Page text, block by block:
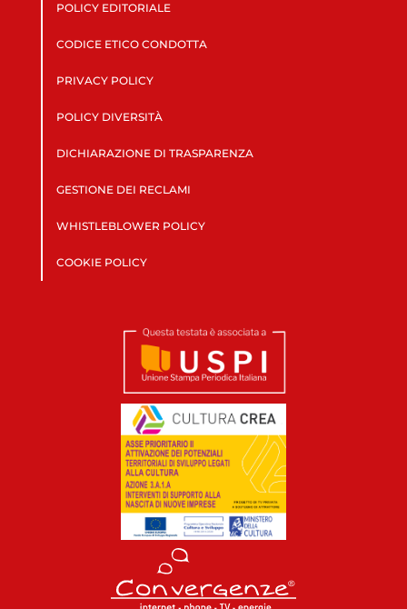
POLICY EDITORIALE
CODICE ETICO CONDOTTA
PRIVACY POLICY
POLICY DIVERSITÀ
DICHIARAZIONE DI TRASPARENZA
GESTIONE DEI RECLAMI
WHISTLEBLOWER POLICY
COOKIE POLICY